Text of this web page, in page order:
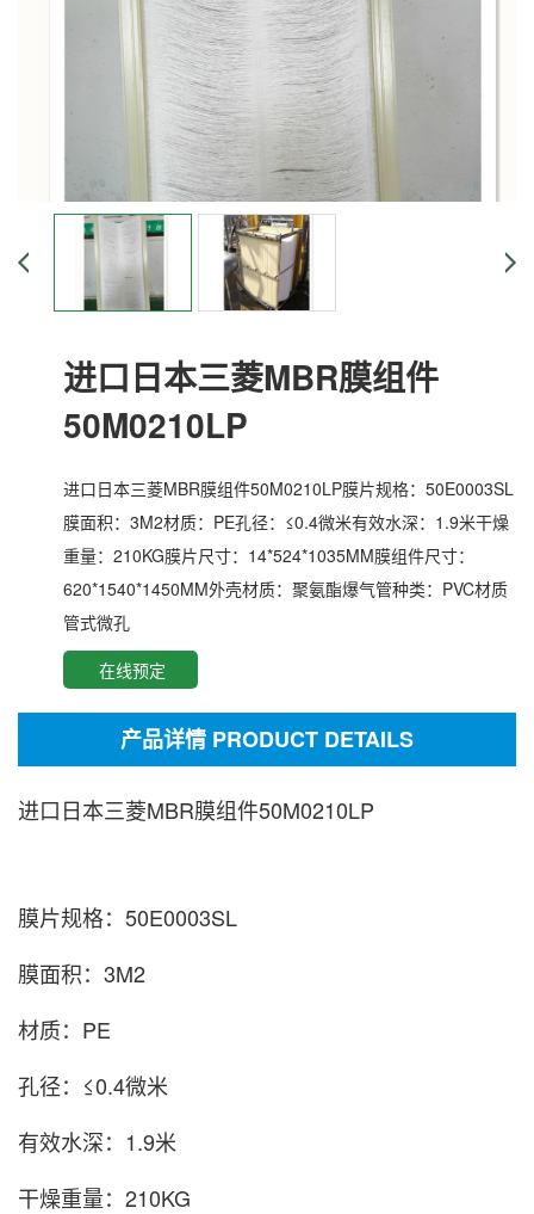
进口日本三菱MBR膜组件
50M0210LP
进口日本三菱MBR膜组件50M0210LP膜片规格：50E0003SL
膜面积：3M2材质：PE孔径：≤0.4微米有效水深：1.9米干燥
重量：210KG膜片尺寸：14*524*1035MM膜组件尺寸：
620*1540*1450MM外壳材质：聚氨酯爆气管种类：PVC材质
管式微孔
在线预定
产品详情 PRODUCT DETAILS
进口日本三菱MBR膜组件50M0210LP
膜片规格：50E0003SL
膜面积：3M2
材质：PE
孔径：≤0.4微米
有效水深：1.9米
干燥重量：210KG